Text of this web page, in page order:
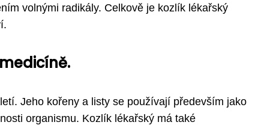
volnými radikály. Celkově je kozlík lékařský
Jeho kořeny a listy se používají především jako
organismu. Kozlík lékařský má také